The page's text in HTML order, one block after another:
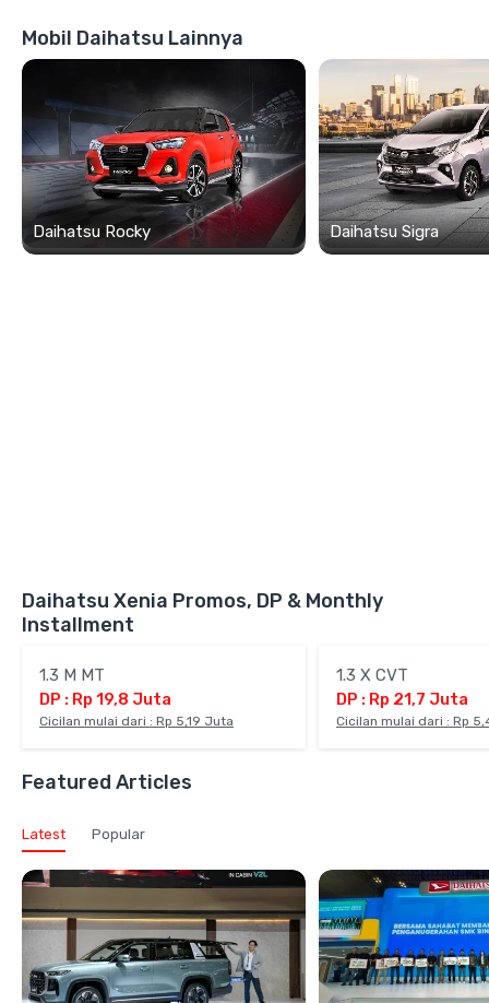
Mobil Daihatsu Lainnya
Daihatsu Rocky Daihatsu Sigra
Daihatsu Xenia Promos, DP & Monthly
Installment
1.3 M MT
DP : Rp 19,8 Juta
Cicilan mulai dari : Rp 5,19 Juta
1.3 X CVT
DP : Rp 21,7 Juta
Cicilan mulai dari : Rp
Featured Articles
Latest Popular